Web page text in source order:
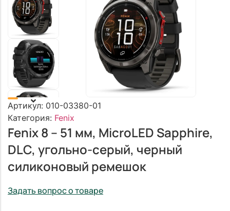
Артикул: 010-03380-01
Категория: Fenix
Fenix 8 – 51 мм, MicroLED Sapphire,
DLC, угольно-серый, черный
силиконовый ремешок
Задать вопрос о товаре